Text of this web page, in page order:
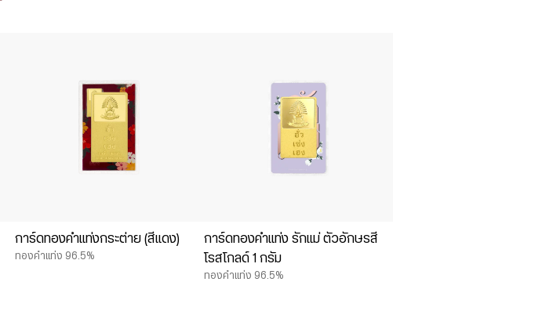
การ์ดทองคำแท่งกระต่าย (สีแดง)
ทองคำแท่ง 96.5%
การ์ดทองคำแท่ง รักแม่ ตัวอักษรสี
โรสโกลด์ 1 กรัม
ทองคำแท่ง 96.5%